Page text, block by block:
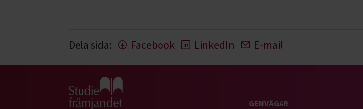
Dela sida: Facebook LinkedIn E-mail
Gå till studiefrämjandets startsida
GENVÄGAR